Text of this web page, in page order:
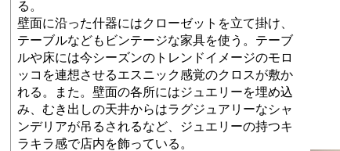
る。
壁面に沿った什器にはクローゼットを立て掛け、
テーブルなどもビンテージな家具を使う。テーブ
ルや床には今シーズンのトレンドイメージのモロ
ッコを連想させるエスニック感覚のクロスが敷か
れる。また。壁面の各所にはジュエリーを埋め込
み、むき出しの天井からはラグジュアリーなシャ
ンデリアが吊るされるなど、ジュエリーの持つキ
ラキラ感で店内を飾っている。